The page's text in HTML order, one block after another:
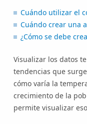
Cuándo utilizar el
Cuándo crear una
¿Cómo se debe
Visualizar los datos
tendencias que
cómo varía la
crecimiento de la
permite visualizar